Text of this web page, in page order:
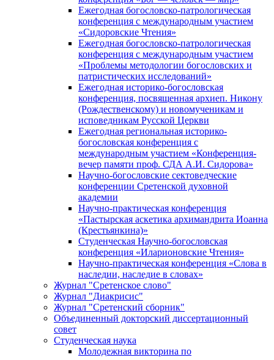
Ежегодная богословско-патрологическая
конференция с международным участием
«Сидоровские Чтения»
Ежегодная богословско-патрологическая
конференция с международным участием
«Проблемы методологии богословских и
патристических исследований»
Ежегодная историко-богословская
конференция, посвященная архиеп. Никону
(Рождественскому) и новомученикам и
исповедникам Русской Церкви
Ежегодная региональная историко-
богословская конференция с
международным участием «Конференция-
вечер памяти проф. СДА А.И. Сидорова»
Научно-богословские сектоведческие
конференции Сретенской духовной
академии
Научно-практическая конференция
«Пастырская аскетика архимандрита Иоанна
(Крестьянкина)»
Студенческая Научно-богословская
конференция «Иларионовские Чтения»
Научно-практическая конференция «Cлова в
наследии, наследие в словах»
Журнал "Сретенское слово"
Журнал "Диакрисис"
Журнал "Сретенский сборник"
Объединенный докторский диссертационный
совет
Студенческая наука
Молодежная викторина по